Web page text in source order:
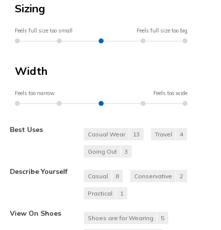
Sizing
Feels full size too small Feels full size too big
Width
Feels too narrow Feels too wide
Best Uses
Casual Wear 13 Travel 4
Going Out 3
Describe Yourself
Casual 8 Conservative 2
Practical 1
View On Shoes
Shoes are for Wearing 5